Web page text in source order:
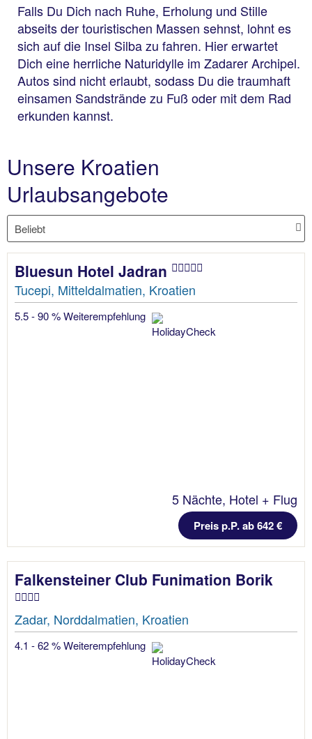
Falls Du Dich nach Ruhe, Erholung und Stille
abseits der touristischen Massen sehnst, lohnt es
sich auf die Insel Silba zu fahren. Hier erwartet
Dich eine herrliche Naturidylle im Zadarer Archipel.
Autos sind nicht erlaubt, sodass Du die traumhaft
einsamen Sandstrände zu Fuß oder mit dem Rad
erkunden kannst.
Unsere Kroatien
Urlaubsangebote
Bluesun Hotel Jadran
Tucepi, Mitteldalmatien, Kroatien
5.5 - 90 % Weiterempfehlung
5 Nächte, Hotel + Flug
Preis p.P. ab 642 €
Falkensteiner Club Funimation Borik
Zadar, Norddalmatien, Kroatien
4.1 - 62 % Weiterempfehlung